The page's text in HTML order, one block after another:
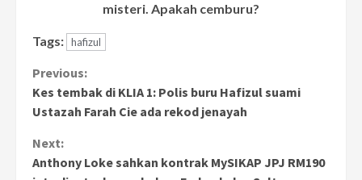
misteri. Apakah cemburu?
Tags: hafizul
Continue
Reading
Previous:
Kes tembak di KLIA 1: Polis buru Hafizul suami
Ustazah Farah Cie ada rekod jenayah
Next:
Anthony Loke sahkan kontrak MySIKAP JPJ RM190